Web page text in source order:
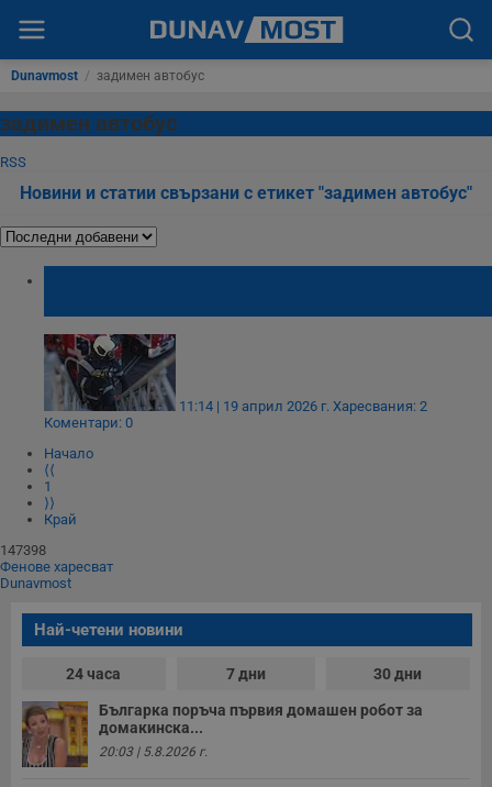
Dunavmost / задимен автобус
задимен автобус
RSS
Новини и статии свързани с етикет "задимен автобус"
11:14 | 19 април 2026 г. Харесвания: 2
Коментари: 0
Начало
⟨⟨
1
⟩⟩
Край
147398
Фенове харесват
Dunavmost
Най-четени новини
24 часа 7 дни 30 дни
Българка поръча първия домашен робот за
домакинска...
20:03 | 5.8.2026 г.